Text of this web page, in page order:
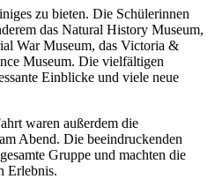
zu bieten. Die Schülerinnen
das Natural History Museum,
War Museum, das Victoria &
Museum. Die vielfältigen
Einblicke und viele neue
waren außerdem die
Abend. Die beeindruckenden
Gruppe und machten die
Erlebnis.